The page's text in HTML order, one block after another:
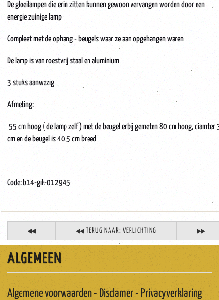
De gloeilampen die erin zitten kunnen gewoon vervangen worden door een
energie zuinige lamp
Compleet met de ophang - beugels waar ze aan opgehangen waren
De lamp is van roestvrij staal en aluminium
3 stuks aanwezig
Afmeting:
55 cm hoog ( de lamp zelf) met de beugel erbij gemeten 80 cm hoog, diamter
cm en de beugel is 40,5 cm breed
Code: b14-gik-012945
TERUG NAAR: VERLICHTING
ALGEMEEN
Algemene voorwaarden - Disclamer - Privacyverklaring